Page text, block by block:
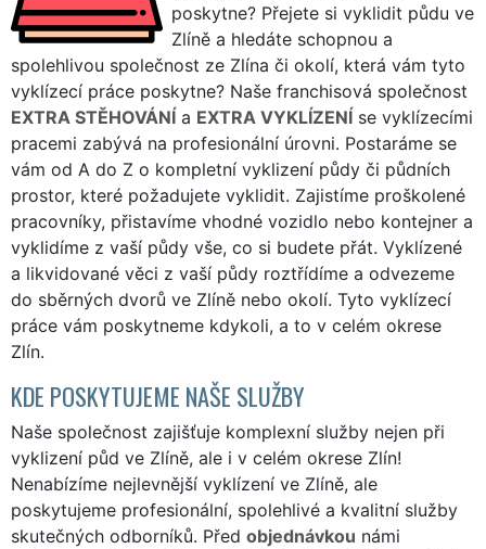
poskytne? Přejete si vyklidit půdu ve
Zlíně a hledáte schopnou a
spolehlivou společnost ze Zlína či okolí, která vám tyto
vyklízecí práce poskytne? Naše franchisová společnost
EXTRA STĚHOVÁNÍ a EXTRA VYKLÍZENÍ se vyklízecími
pracemi zabývá na profesionální úrovni. Postaráme se
vám od A do Z o kompletní vyklizení půdy či půdních
prostor, které požadujete vyklidit. Zajistíme proškolené
pracovníky, přistavíme vhodné vozidlo nebo kontejner a
vyklidíme z vaší půdy vše, co si budete přát. Vyklízené
a likvidované věci z vaší půdy roztřídíme a odvezeme
do sběrných dvorů ve Zlíně nebo okolí. Tyto vyklízecí
práce vám poskytneme kdykoli, a to v celém okrese
Zlín.
KDE POSKYTUJEME NAŠE SLUŽBY
Naše společnost zajišťuje komplexní služby nejen při
vyklizení půd ve Zlíně, ale i v celém okrese Zlín!
Nenabízíme nejlevnější vyklízení ve Zlíně, ale
poskytujeme profesionální, spolehlivé a kvalitní služby
skutečných odborníků. Před objednávkou námi